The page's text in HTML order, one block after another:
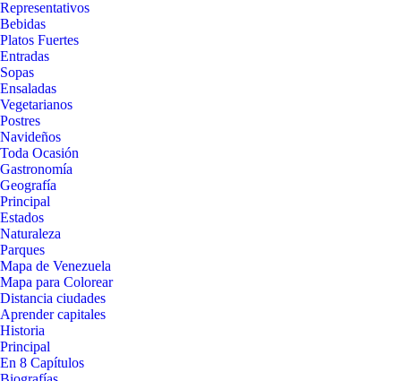
Representativos
Bebidas
Platos Fuertes
Entradas
Sopas
Ensaladas
Vegetarianos
Postres
Navideños
Toda Ocasión
Gastronomía
Geografía
Principal
Estados
Naturaleza
Parques
Mapa de Venezuela
Mapa para Colorear
Distancia ciudades
Aprender capitales
Historia
Principal
En 8 Capítulos